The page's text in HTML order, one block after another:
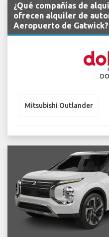
¿Qué compañías de
ofrecen alquiler de
Aeropuerto de Gatwick?
Mitsubishi Outlander